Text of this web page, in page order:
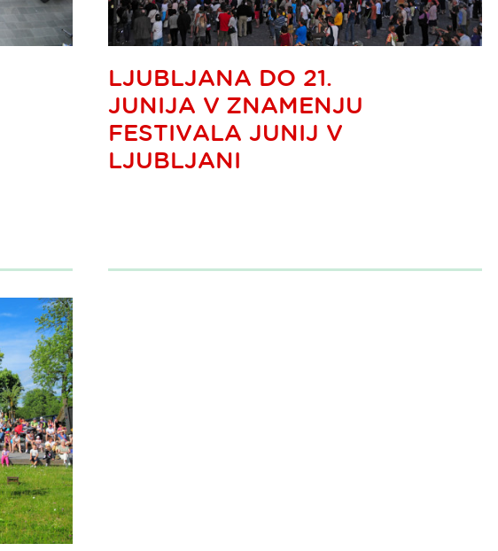
LJUBLJANA DO 21.
JUNIJA V ZNAMENJU
FESTIVALA JUNIJ V
LJUBLJANI